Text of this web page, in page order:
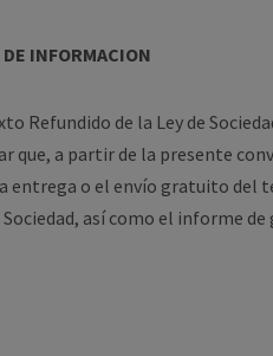
INFORMACION
Refundido de la Ley de
que, a partir de la presente
entrega o el envío gratuito del
así como el informe